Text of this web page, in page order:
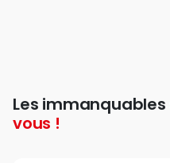
Les immanquables
vous !